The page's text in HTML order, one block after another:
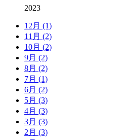
2023
12月 (1)
11月 (2)
10月 (2)
9月 (2)
8月 (2)
7月 (1)
6月 (2)
5月 (3)
4月 (3)
3月 (3)
2月 (3)